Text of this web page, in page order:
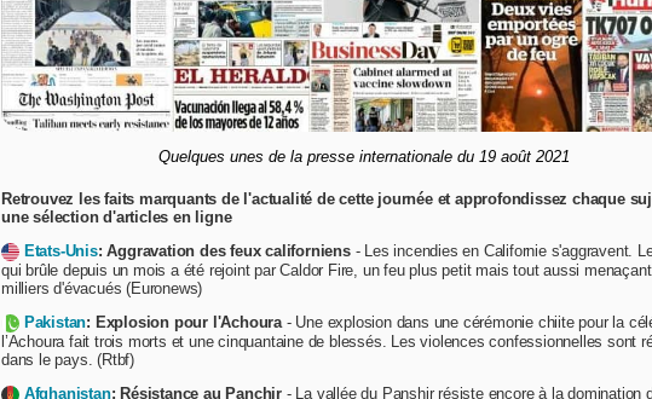
Quelques unes de la presse internationale du 19 août 2021
Retrouvez les faits marquants de l'actualité de cette journée et approfondissez chaque
une sélection d'articles en ligne
Etats-Unis: Aggravation des feux californiens- Les incendies en Californie s'aggravent.
qui brûle depuis un mois a été rejoint par Caldor Fire, un feu plus petit mais tout aussi
milliers d'évacués (Euronews)
Pakistan: Explosion pour l'Achoura- Une explosion dans une cérémonie chiite pour la
l’Achoura fait trois morts et une cinquantaine de blessés. Les violences confessionnelles sont
dans le pays. (Rtbf)
Afghanistan: Résistance au Panchir - La vallée du Panshir résiste encore à la domination